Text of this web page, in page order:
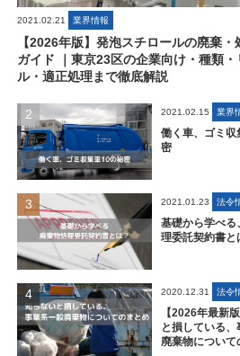
2021.02.21 業界情報
【2026年版】発泡スチロールの廃棄・
ガイド ｜東京23区の企業向け・種類・
ル・適正処理まで徹底解説
2021.02.15 業界
働く車、ゴミ収
密
2021.01.23 法令
基礎から学べる
理委託契約書と
2020.12.31 法令
【2026年最新
と損している
廃棄物について